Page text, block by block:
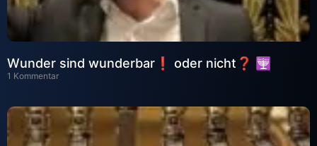
Wunder sind wunderbar❗ oder nicht❓ 🕎
1 Kommentar